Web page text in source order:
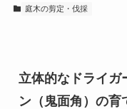
庭木の剪定・伐採
立体的なドライガ
ン（鬼面角）の育